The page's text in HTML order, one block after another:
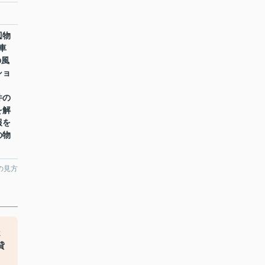
物
の
解
を
物
見方